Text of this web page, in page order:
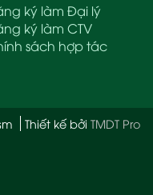
ký làm Đại lý
ký làm CTV
sách hợp tác
Thiết kế bởi TMDT Pro